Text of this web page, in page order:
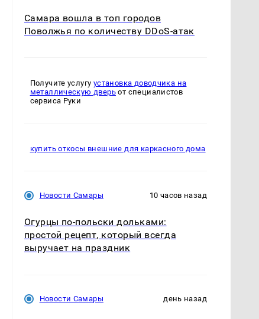
Самара вошла в топ городов
Поволжья по количеству DDoS-атак
Получите услугу установка доводчика на
металлическую дверь от специалистов
сервиса Руки
купить откосы внешние для каркасного дома
Новости Самары 10 часов назад
Огурцы по‑польски дольками:
простой рецепт, который всегда
выручает на праздник
Новости Самары день назад